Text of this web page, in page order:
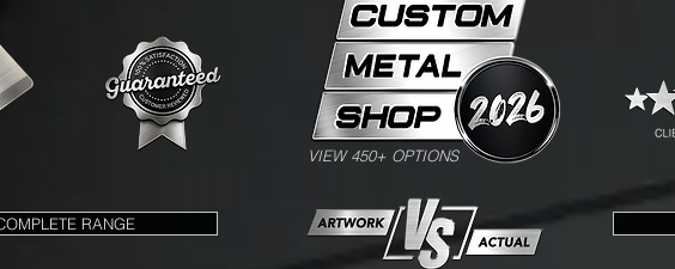
VIEW 450+ OPTIONS
RANGE